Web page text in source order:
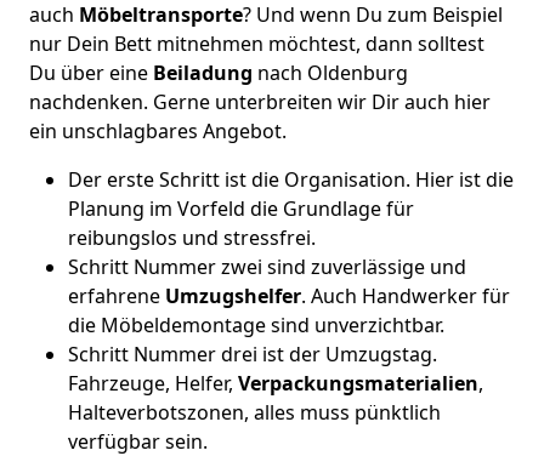
auch Möbeltransporte? Und wenn Du zum Beispiel
nur Dein Bett mitnehmen möchtest, dann solltest
Du über eine Beiladung nach Oldenburg
nachdenken. Gerne unterbreiten wir Dir auch hier
ein unschlagbares Angebot.
Der erste Schritt ist die Organisation. Hier ist die
Planung im Vorfeld die Grundlage für
reibungslos und stressfrei.
Schritt Nummer zwei sind zuverlässige und
erfahrene Umzugshelfer. Auch Handwerker für
die Möbeldemontage sind unverzichtbar.
Schritt Nummer drei ist der Umzugstag.
Fahrzeuge, Helfer, Verpackungsmaterialien,
Halteverbotszonen, alles muss pünktlich
verfügbar sein.